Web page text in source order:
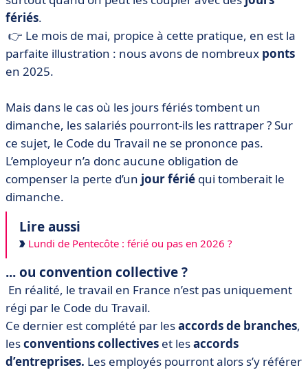
fériés.
👉 Le mois de mai, propice à cette pratique, en est la
parfaite illustration : nous avons de nombreux ponts
en 2025.
Mais dans le cas où les jours fériés tombent un
dimanche, les salariés pourront-ils les rattraper ? Sur
ce sujet, le Code du Travail ne se prononce pas.
L’employeur n’a donc aucune obligation de
compenser la perte d’un jour férié qui tomberait le
dimanche.
Lire aussi
Lundi de Pentecôte : férié ou pas en 2026 ?
... ou convention collective ?
En réalité, le travail en France n’est pas uniquement
régi par le Code du Travail.
Ce dernier est complété par lesaccords de branches,
lesconventions collectives et lesaccords
d’entreprises. Les employés pourront alors s’y référer